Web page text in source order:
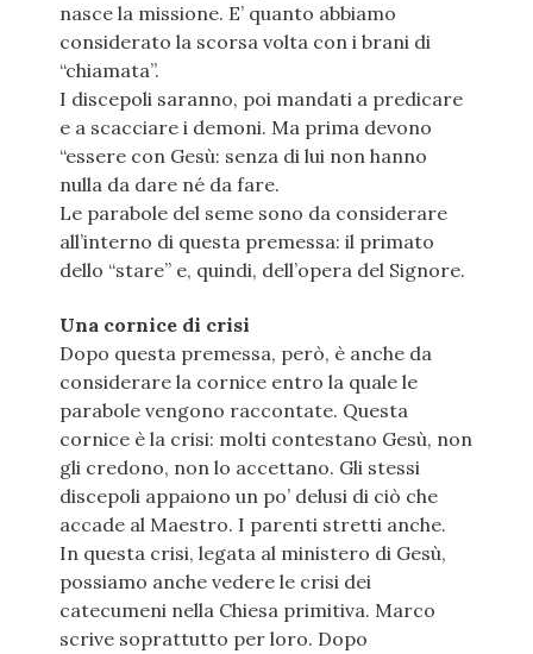
nasce la missione. E’ quanto abbiamo
considerato la scorsa volta con i brani di
“chiamata”.
I discepoli saranno, poi mandati a predicare
e a scacciare i demoni. Ma prima devono
“essere con Gesù: senza di lui non hanno
nulla da dare né da fare.
Le parabole del seme sono da considerare
all’interno di questa premessa: il primato
dello “stare” e, quindi, dell’opera del Signore.
Una cornice di crisi
Dopo questa premessa, però, è anche da
considerare la cornice entro la quale le
parabole vengono raccontate. Questa
cornice è la crisi: molti contestano Gesù, non
gli credono, non lo accettano. Gli stessi
discepoli appaiono un po’ delusi di ciò che
accade al Maestro. I parenti stretti anche.
In questa crisi, legata al ministero di Gesù,
possiamo anche vedere le crisi dei
catecumeni nella Chiesa primitiva. Marco
scrive soprattutto per loro. Dopo